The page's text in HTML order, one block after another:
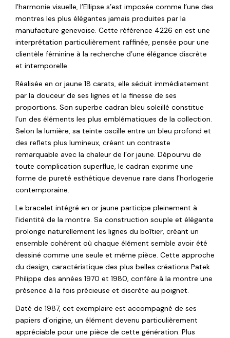
l’harmonie visuelle, l’Ellipse s’est imposée comme l’une des
montres les plus élégantes jamais produites par la
manufacture genevoise. Cette référence 4226 en est une
interprétation particulièrement raffinée, pensée pour une
clientèle féminine à la recherche d’une élégance discrète
et intemporelle.
Réalisée en or jaune 18 carats, elle séduit immédiatement
par la douceur de ses lignes et la finesse de ses
proportions. Son superbe cadran bleu soleillé constitue
l’un des éléments les plus emblématiques de la collection.
Selon la lumière, sa teinte oscille entre un bleu profond et
des reflets plus lumineux, créant un contraste
remarquable avec la chaleur de l’or jaune. Dépourvu de
toute complication superflue, le cadran exprime une
forme de pureté esthétique devenue rare dans l’horlogerie
contemporaine.
Le bracelet intégré en or jaune participe pleinement à
l’identité de la montre. Sa construction souple et élégante
prolonge naturellement les lignes du boîtier, créant un
ensemble cohérent où chaque élément semble avoir été
dessiné comme une seule et même pièce. Cette approche
du design, caractéristique des plus belles créations Patek
Philippe des années 1970 et 1980, confère à la montre une
présence à la fois précieuse et discrète au poignet.
Daté de 1987, cet exemplaire est accompagné de ses
papiers d’origine, un élément devenu particulièrement
appréciable pour une pièce de cette génération. Plus